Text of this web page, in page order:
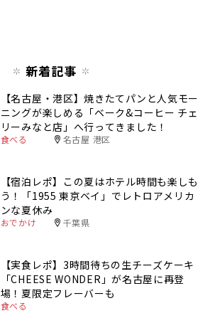
新着記事
【名古屋・港区】焼きたてパンと人気モー
ニングが楽しめる「ベーク&コーヒー チェ
リーみなと店」へ行ってきました！
食べる 名古屋 港区
【宿泊レポ】この夏はホテル時間も楽しも
う！「1955 東京ベイ」でレトロアメリカ
ンな夏休み
おでかけ 千葉県
【実食レポ】3時間待ちの生チーズケーキ
「CHEESE WONDER」が名古屋に再登
場！夏限定フレーバーも
食べる